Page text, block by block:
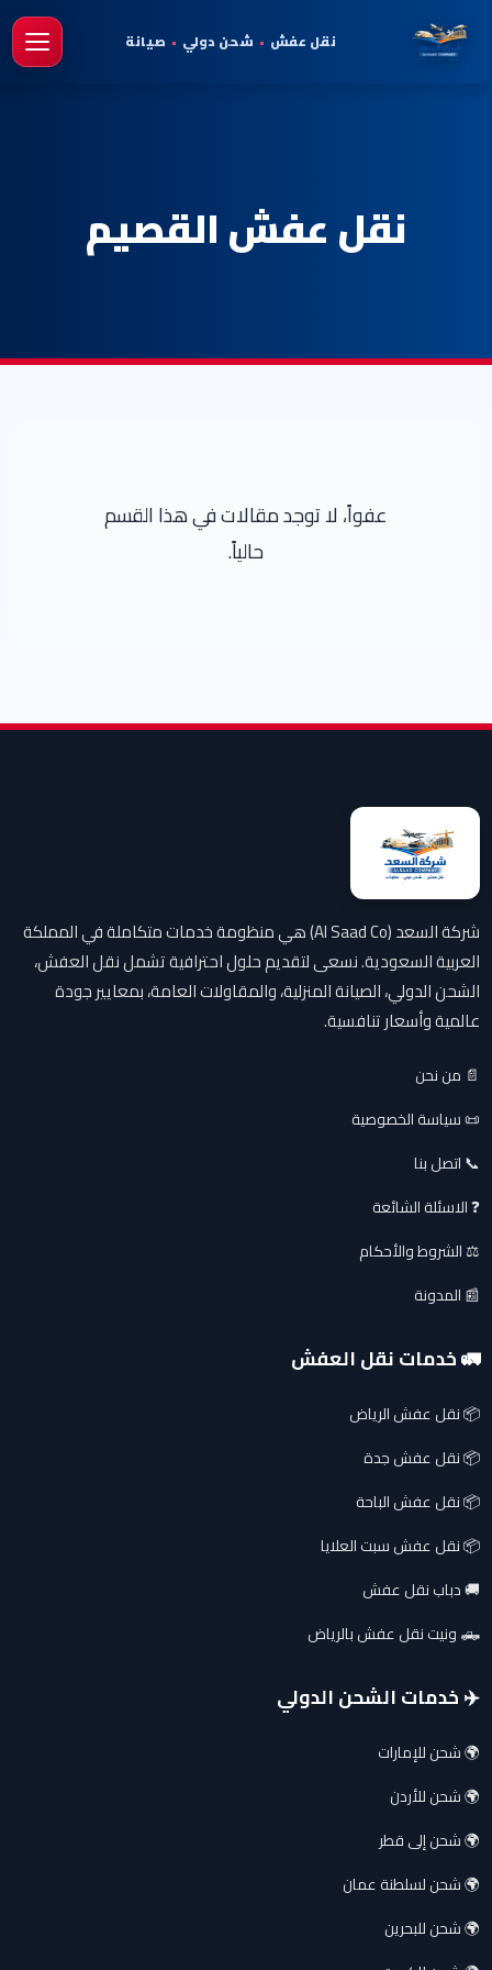
نقل عفش • شحن دولي • صيانة
نقل عفش القصيم
عفواً، لا توجد مقالات في هذا القسم
حالياً.
شركة السعد (Al Saad Co) هي منظومة خدمات متكاملة في المملكة
العربية السعودية. نسعى لتقديم حلول احترافية تشمل نقل العفش،
الشحن الدولي، الصيانة المنزلية، والمقاولات العامة، بمعايير جودة
عالمية وأسعار تنافسية.
📄 من نحن
📜 سياسة الخصوصية
📞 اتصل بنا
❓ الاسئلة الشائعة
⚖️ الشروط والأحكام
📰 المدونة
🚛 خدمات نقل العفش
📦 نقل عفش الرياض
📦 نقل عفش جدة
📦 نقل عفش الباحة
📦 نقل عفش سبت العلايا
🚚 دباب نقل عفش
🛻 ونيت نقل عفش بالرياض
✈️ خدمات الشحن الدولي
🌍 شحن للإمارات
🌍 شحن للأردن
🌍 شحن إلى قطر
🌍 شحن لسلطنة عمان
🌍 شحن للبحرين